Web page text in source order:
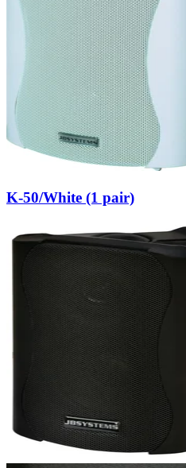
K-50/White (1 pair)